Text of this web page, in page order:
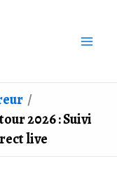
2026 : Suivi
live